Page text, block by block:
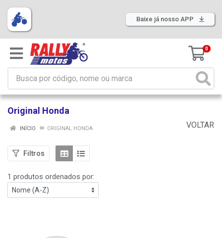
Baixe já nosso APP
0
Original Honda
VOLTAR
INÍCIO ORIGINAL HONDA
Filtros
1 produtos ordenados por: